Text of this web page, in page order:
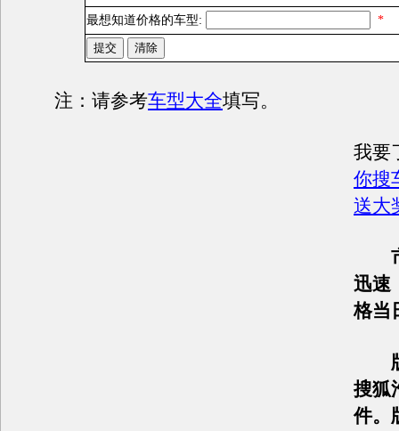
最想知道价格的车型: *
注：请参考车型大全填写。
我要
你搜
送大
迅速
格当
搜狐
件。